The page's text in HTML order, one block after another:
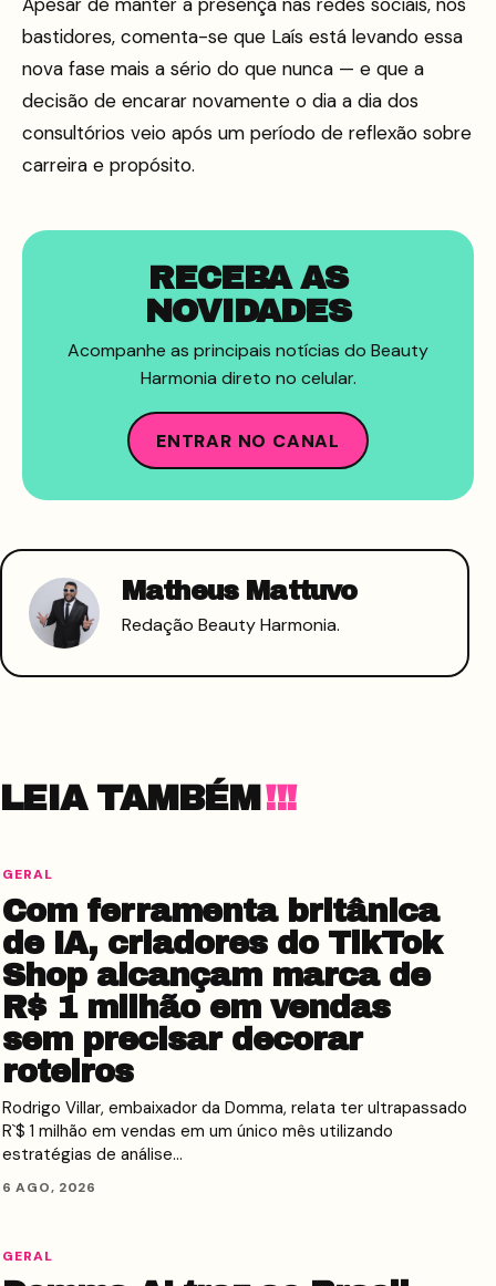
bastidores, comenta-se que Laís está levando essa
nova fase mais a sério do que nunca — e que a
decisão de encarar novamente o dia a dia dos
consultórios veio após um período de reflexão sobre
carreira e propósito.
RECEBA AS
NOVIDADES
Acompanhe as principais notícias do Beauty
Harmonia direto no celular.
ENTRAR NO CANAL
Matheus Mattuvo
Redação Beauty Harmonia.
LEIA TAMBÉM
GERAL
Com ferramenta britânica
de IA, criadores do TikTok
Shop alcançam marca de
R$ 1 milhão em vendas
sem precisar decorar
roteiros
Rodrigo Villar, embaixador da Domma, relata ter ultrapassado
R`$ 1 milhão em vendas em um único mês utilizando
estratégias de análise…
6 AGO, 2026
GERAL